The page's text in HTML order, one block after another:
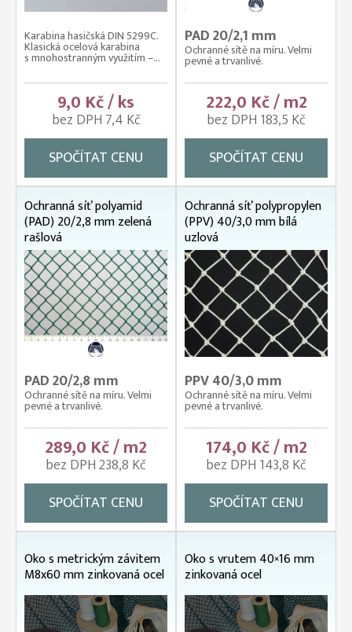
Karabina hasičská DIN 5299C.
Klasická ocelová karabina
s mnohostranným využitím –...
9,0 Kč / ks
bez DPH 7,4 Kč
SPOČÍTAT CENU
PAD 20/2,1 mm
Ochranné sítě na míru. Velmi
pevné a trvanlivé.
222,0 Kč / m2
bez DPH 183,5 Kč
SPOČÍTAT CENU
Ochranná síť polyamid
(PAD) 20/2,8 mm zelená
rašlová
PAD 20/2,8 mm
Ochranné sítě na míru. Velmi
pevné a trvanlivé.
289,0 Kč / m2
bez DPH 238,8 Kč
SPOČÍTAT CENU
Ochranná síť polypropylen
(PPV) 40/3,0 mm bílá
uzlová
PPV 40/3,0 mm
Ochranné sítě na míru. Velmi
pevné a trvanlivé.
174,0 Kč / m2
bez DPH 143,8 Kč
SPOČÍTAT CENU
Oko s metrickým závitem
M8x60 mm zinkovaná ocel
Oko s vrutem 40×16 mm
zinkovaná ocel